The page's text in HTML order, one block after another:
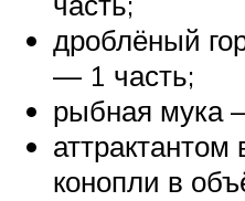
дроблёный
— 1 часть;
рыбная мука
конопли в